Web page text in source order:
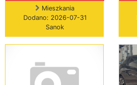
Mieszkania
Dodano: 2026-07-31
Sanok